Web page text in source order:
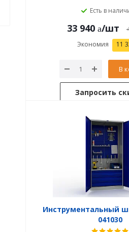
Есть в
33 940 /шт
Экономия 11
В
Запросить
Инструментальный
041030